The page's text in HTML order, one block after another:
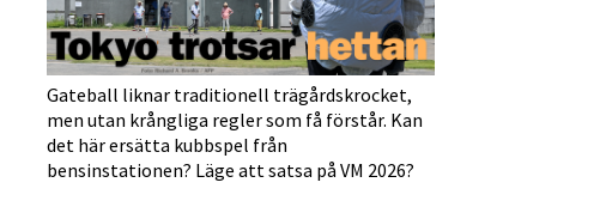
Gateball liknar traditionell trägårdskrocket,
men utan krångliga regler som få förstår. Kan
det här ersätta kubbspel från
bensinstationen? Läge att satsa på VM 2026?